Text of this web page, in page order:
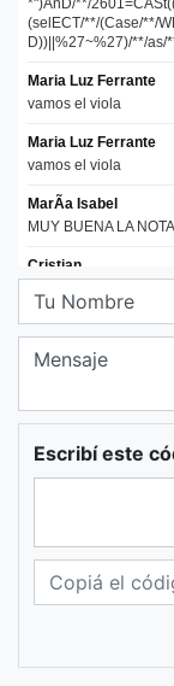
Escribí este